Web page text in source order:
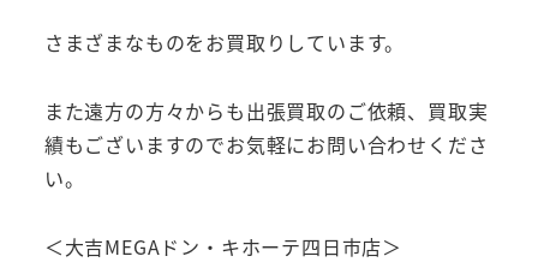
さまざまなものをお買取りしています。
また遠方の方々からも出張買取のご依頼、買取実
績もございますのでお気軽にお問い合わせくださ
い。
＜大吉MEGAドン・キホーテ四日市店＞